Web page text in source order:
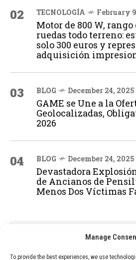
Manage
To provide the best experiences, we use
02 TECNOLOGÍA February
Motor de 800 W,
ruedas todo terreno:
solo 300 euros y
adquisición
03 BLOG December 24, 2025
GAME se Une a la
Geolocalizadas,
2026
04 BLOG December 24, 2025
Devastadora
de Ancianos de
Menos Dos Víctimas